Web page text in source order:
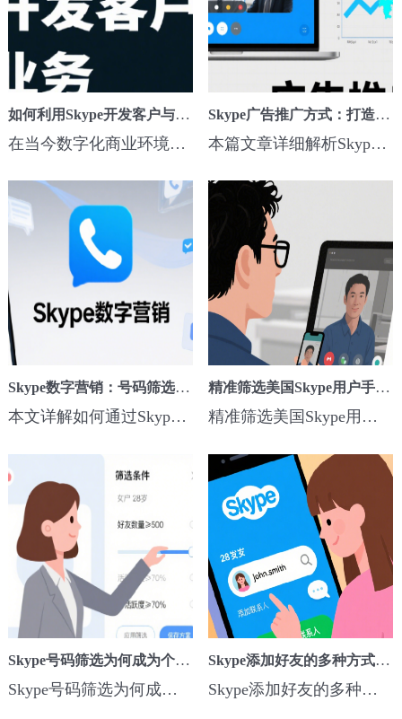
如何利用Skype开发客户与拓展业务
在当今数字化商业环境中，企业想要快速获取客户资源并实现业务增长，往往需要借助高效的工具与策略。Skype作为一款全球广泛使用的通讯平台，其功能远不止于简单的视频通话或即时消息。它集成了丰富的数据筛选、客户管理以及多场景协作功能，成为企业拓展市场的有力助手。通过合理运用Skype的数据筛选功能，企业可以精准锁定...
Skype广告推广方式：打造高效营销策略
本篇文章详细解析Skype广告推广的优势、投放类型、预算优化及跨境电商应用，帮助企业打造高效营销策略，实现精准引流与品牌提升。...
Skype数字营销：号码筛选如何引发营销革命
本文详解如何通过Skype号码筛选提升数字营销效果，包括客户精准定位、自动化推广、跨境营销及转化率优化策略，助力企业营销创新。...
精准筛选美国Skype用户手机号码，锁定活跃用户
精准筛选美国Skype用户手机号码锁定活跃用户,提供实操化的联系方式获取、清洗、判活、分析与合规推广策略...
Skype号码筛选为何成为个性化营销的未来趋势
Skype号码筛选为何成为个性化营销的未来趋势,探索Skype号码筛选如何通过精准用户定位、数据分析和自动化技术推动个性化营销,...
Skype添加好友的多种方式与技巧
Skype添加好友的多种方式与技巧,掌握Skype添加好友的多种方法，包括通过用户名、邮箱、手机号码、群组及推荐功能快速扩展联系人网络,...